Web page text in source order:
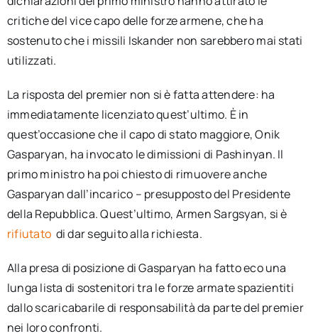
critiche del vice capo delle forze armene, che ha
sostenuto che i missili Iskander non sarebbero mai stati
utilizzati.
La risposta del premier non si è fatta attendere: ha
immediatamente licenziato quest’ultimo. È in
quest’occasione che il capo di stato maggiore, Onik
Gasparyan, ha invocato le dimissioni di Pashinyan. Il
primo ministro ha poi chiesto di rimuovere anche
Gasparyan dall’incarico – presupposto del Presidente
della Repubblica. Quest’ultimo, Armen Sargsyan, si è
rifiutato di dar seguito alla richiesta.
Alla presa di posizione di Gasparyan ha fatto eco una
lunga lista di sostenitori tra le forze armate spazientiti
dallo scaricabarile di responsabilità da parte del premier
nei loro confronti.